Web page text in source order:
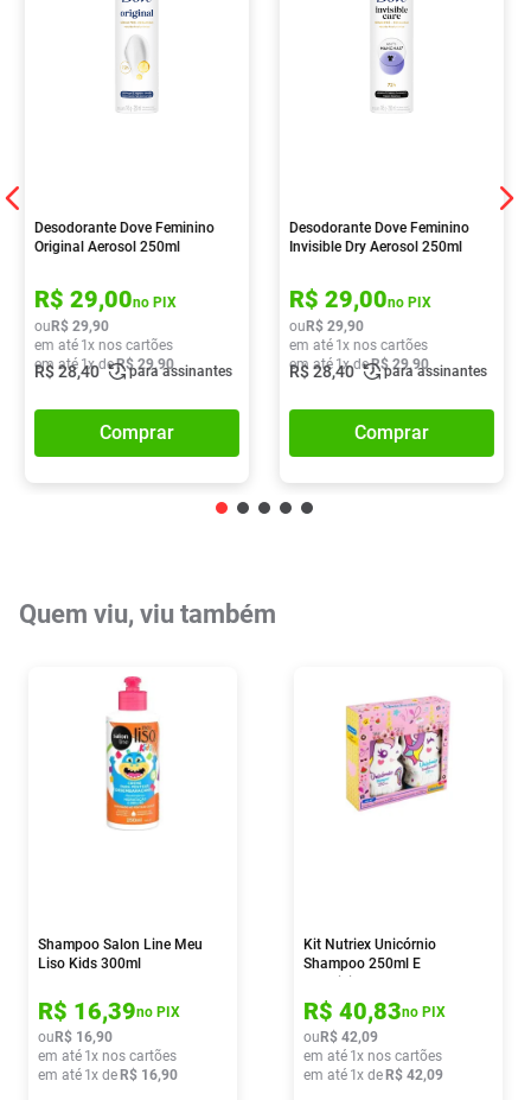
Desodorante Dove Feminino
Original Aerosol 250ml
R$ 29,00no PIX
ou R$ 29,90
em até 1x nos cartões
em até 1x deR$ 29,90
R$28,40 para assinantes
Comprar
Desodorante Dove Feminino
Invisible Dry Aerosol 250ml
R$ 29,00no PIX
ou R$ 29,90
em até 1x nos cartões
em até 1x deR$ 29,90
R$28,40 para assinantes
Comprar
Quem viu, viu também
Shampoo Salon Line Meu
Liso Kids 300ml
R$ 16,39no PIX
ou R$ 16,90
em até 1x nos cartões
em até 1x de R$ 16,90
Kit Nutriex Unicórnio
Shampoo 250ml E
R$ 40,83no PIX
ou R$ 42,09
em até 1x nos cartões
em até 1x de R$ 42,09